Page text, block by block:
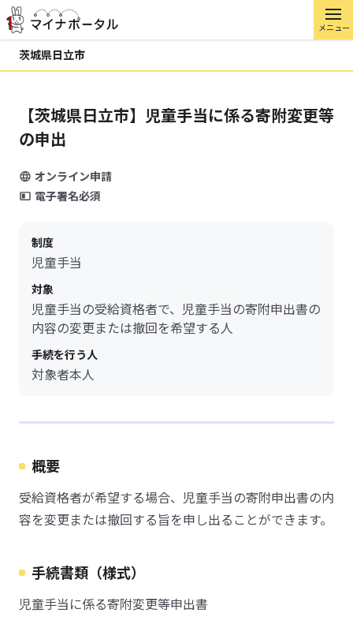
メニュー
茨城県日立市
【茨城県日立市】児童手当に係る寄附変更等
の申出
オンライン申請
電子署名必須
制度
児童手当
対象
児童手当の受給資格者で、児童手当の寄附申出書の
内容の変更または撤回を希望する人
手続を行う人
対象者本人
概要
受給資格者が希望する場合、児童手当の寄附申出書の内
容を変更または撤回する旨を申し出ることができます。
手続書類（様式）
児童手当に係る寄附変更等申出書